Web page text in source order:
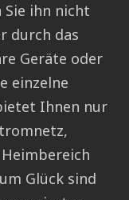
Sie ihn nicht
durch das
Geräte oder
einzelne
Ihnen nur
Glück sind